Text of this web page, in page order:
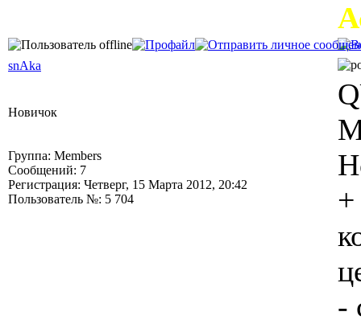
snAka
Новичок
Группа: Members
Сообщений: 7
Регистрация: Четверг, 15 Марта 2012, 20:42
Пользователь №: 5 704
+
-